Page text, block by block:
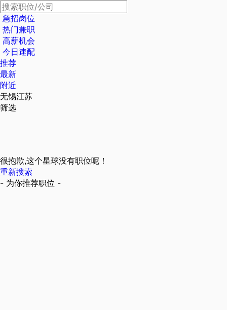
急招岗位
热门兼职
高薪机会
今日速配
推荐
最新
附近
无锡江苏
筛选
很抱歉,这个星球没有职位呢！
重新搜索
- 为你推荐职位 -